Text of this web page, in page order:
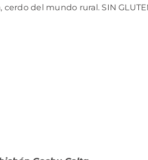
cerdo del mundo rural. SIN